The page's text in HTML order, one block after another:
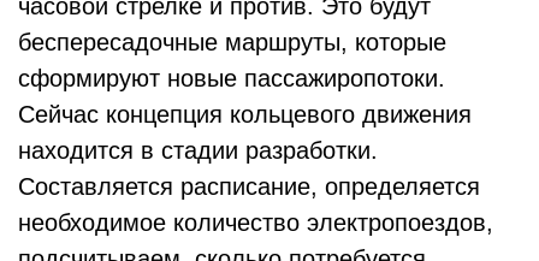
часовой стрелке и против. Это будут
беспересадочные маршруты, которые
сформируют новые пассажиропотоки.
Сейчас концепция кольцевого движения
находится в стадии разработки.
Составляется расписание, определяется
необходимое количество электропоездов,